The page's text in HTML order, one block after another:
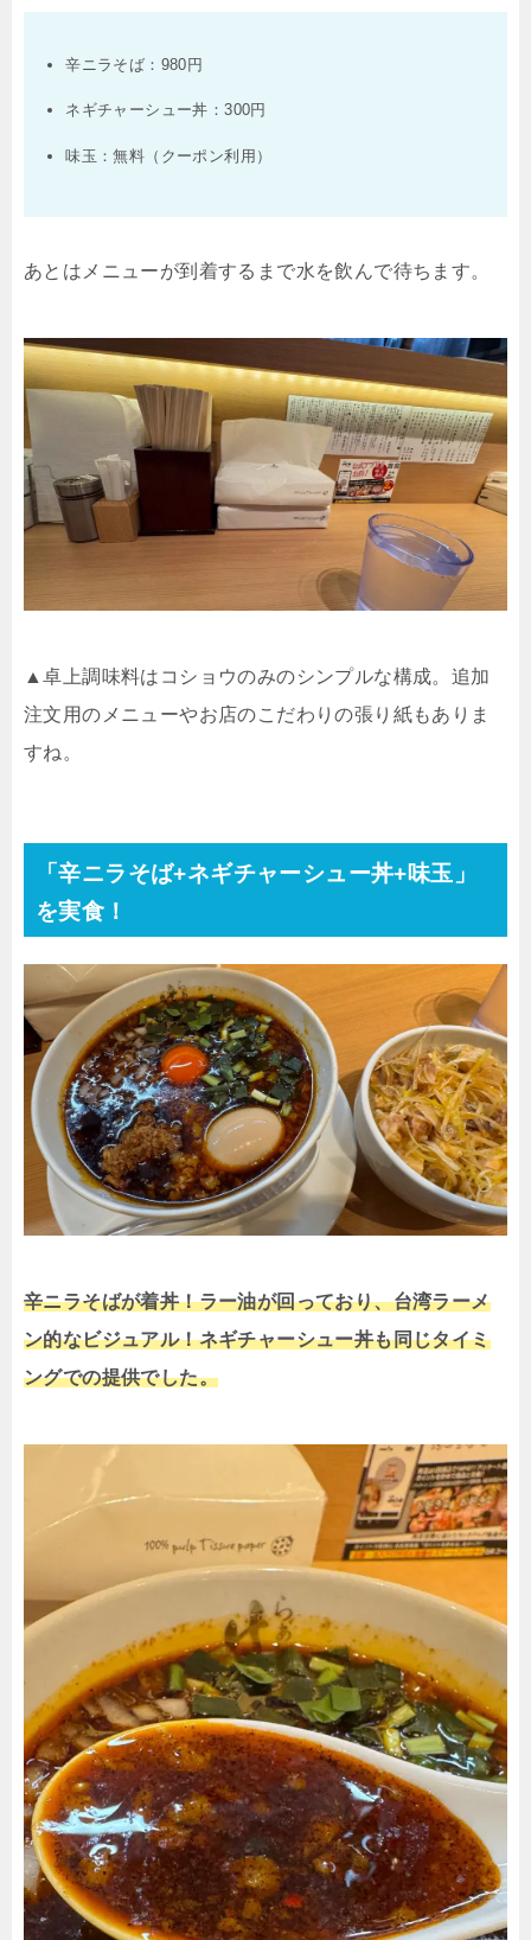
辛ニラそば：980円
ネギチャーシュー丼：300円
味玉：無料（クーポン利用）
あとはメニューが到着するまで水を飲んで待ちます。
▲卓上調味料はコショウのみのシンプルな構成。追加
注文用のメニューやお店のこだわりの張り紙もありま
すね。
「辛ニラそば+ネギチャーシュー丼+味玉」
を実食！
辛ニラそばが着丼！ラー油が回っており、台湾ラーメ
ン的なビジュアル！ネギチャーシュー丼も同じタイミ
ングでの提供でした。